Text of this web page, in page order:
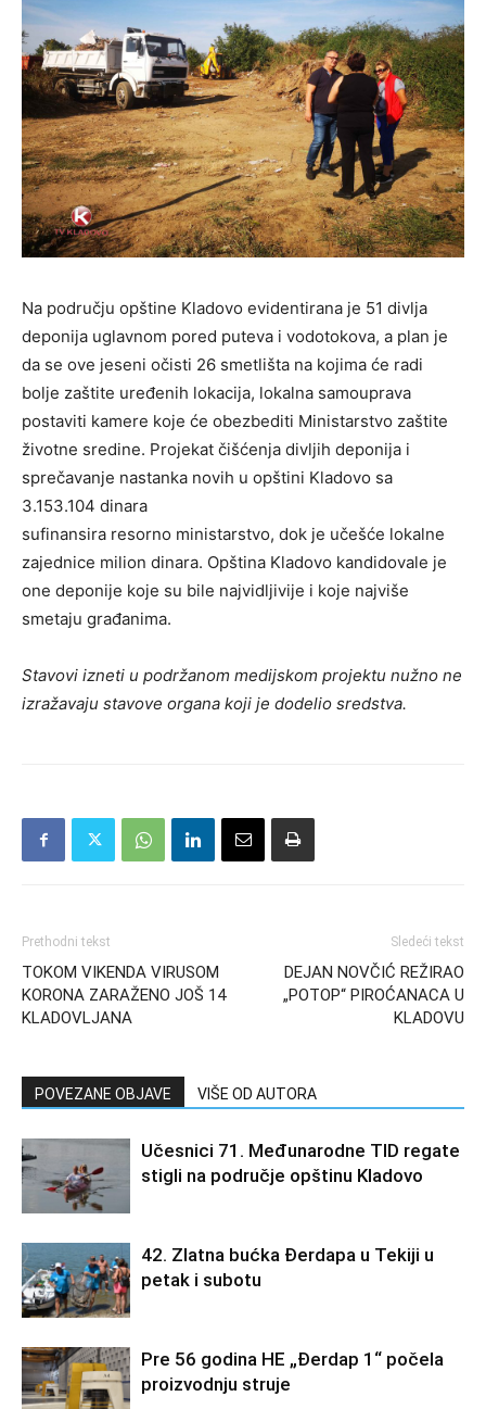
Na području opštine Kladovo evidentirana je 51 divlja
deponija uglavnom pored puteva i vodotokova, a plan je
da se ove jeseni očisti 26 smetlišta na kojima će radi
bolje zaštite uređenih lokacija, lokalna samouprava
postaviti kamere koje će obezbediti Ministarstvo zaštite
životne sredine. Projekat čišćenja divljih deponija i
sprečavanje nastanka novih u opštini Kladovo sa
3.153.104 dinara
sufinansira resorno ministarstvo, dok je učešće lokalne
zajednice milion dinara. Opština Kladovo kandidovale je
one deponije koje su bile najvidljivije i koje najviše
smetaju građanima.
Stavovi izneti u podržanom medijskom projektu nužno ne
izražavaju stavove organa koji je dodelio sredstva.
Prethodni tekst
TOKOM VIKENDA VIRUSOM
KORONA ZARAŽENO JOŠ 14
KLADOVLJANA
Sledeći tekst
DEJAN NOVČIĆ REŽIRAO
„POTOP“ PIROĆANACA U
KLADOVU
POVEZANE OBJAVE VIŠE OD AUTORA
Učesnici 71. Međunarodne TID regate
stigli na područje opštinu Kladovo
42. Zlatna bućka Đerdapa u Tekiji u
petak i subotu
Pre 56 godina HE „Đerdap 1“ počela
proizvodnju struje